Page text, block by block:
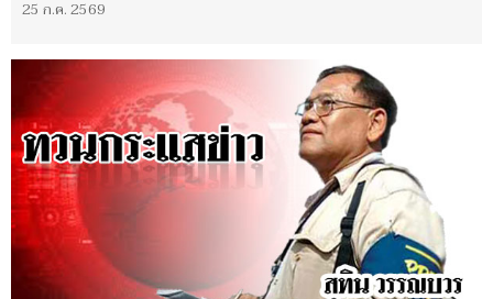
25 ก.ค. 2569